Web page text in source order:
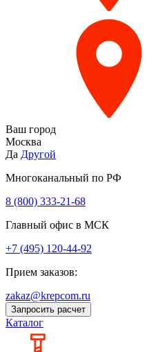
Ваш город
Москва
Да Другой
Многоканальный по РФ
8 (800) 333‑21-68
Главный офис в МСК
+7 (495) 120-44-92
Прием заказов:
zakaz@krepcom.ru
Запросить расчет
Каталог